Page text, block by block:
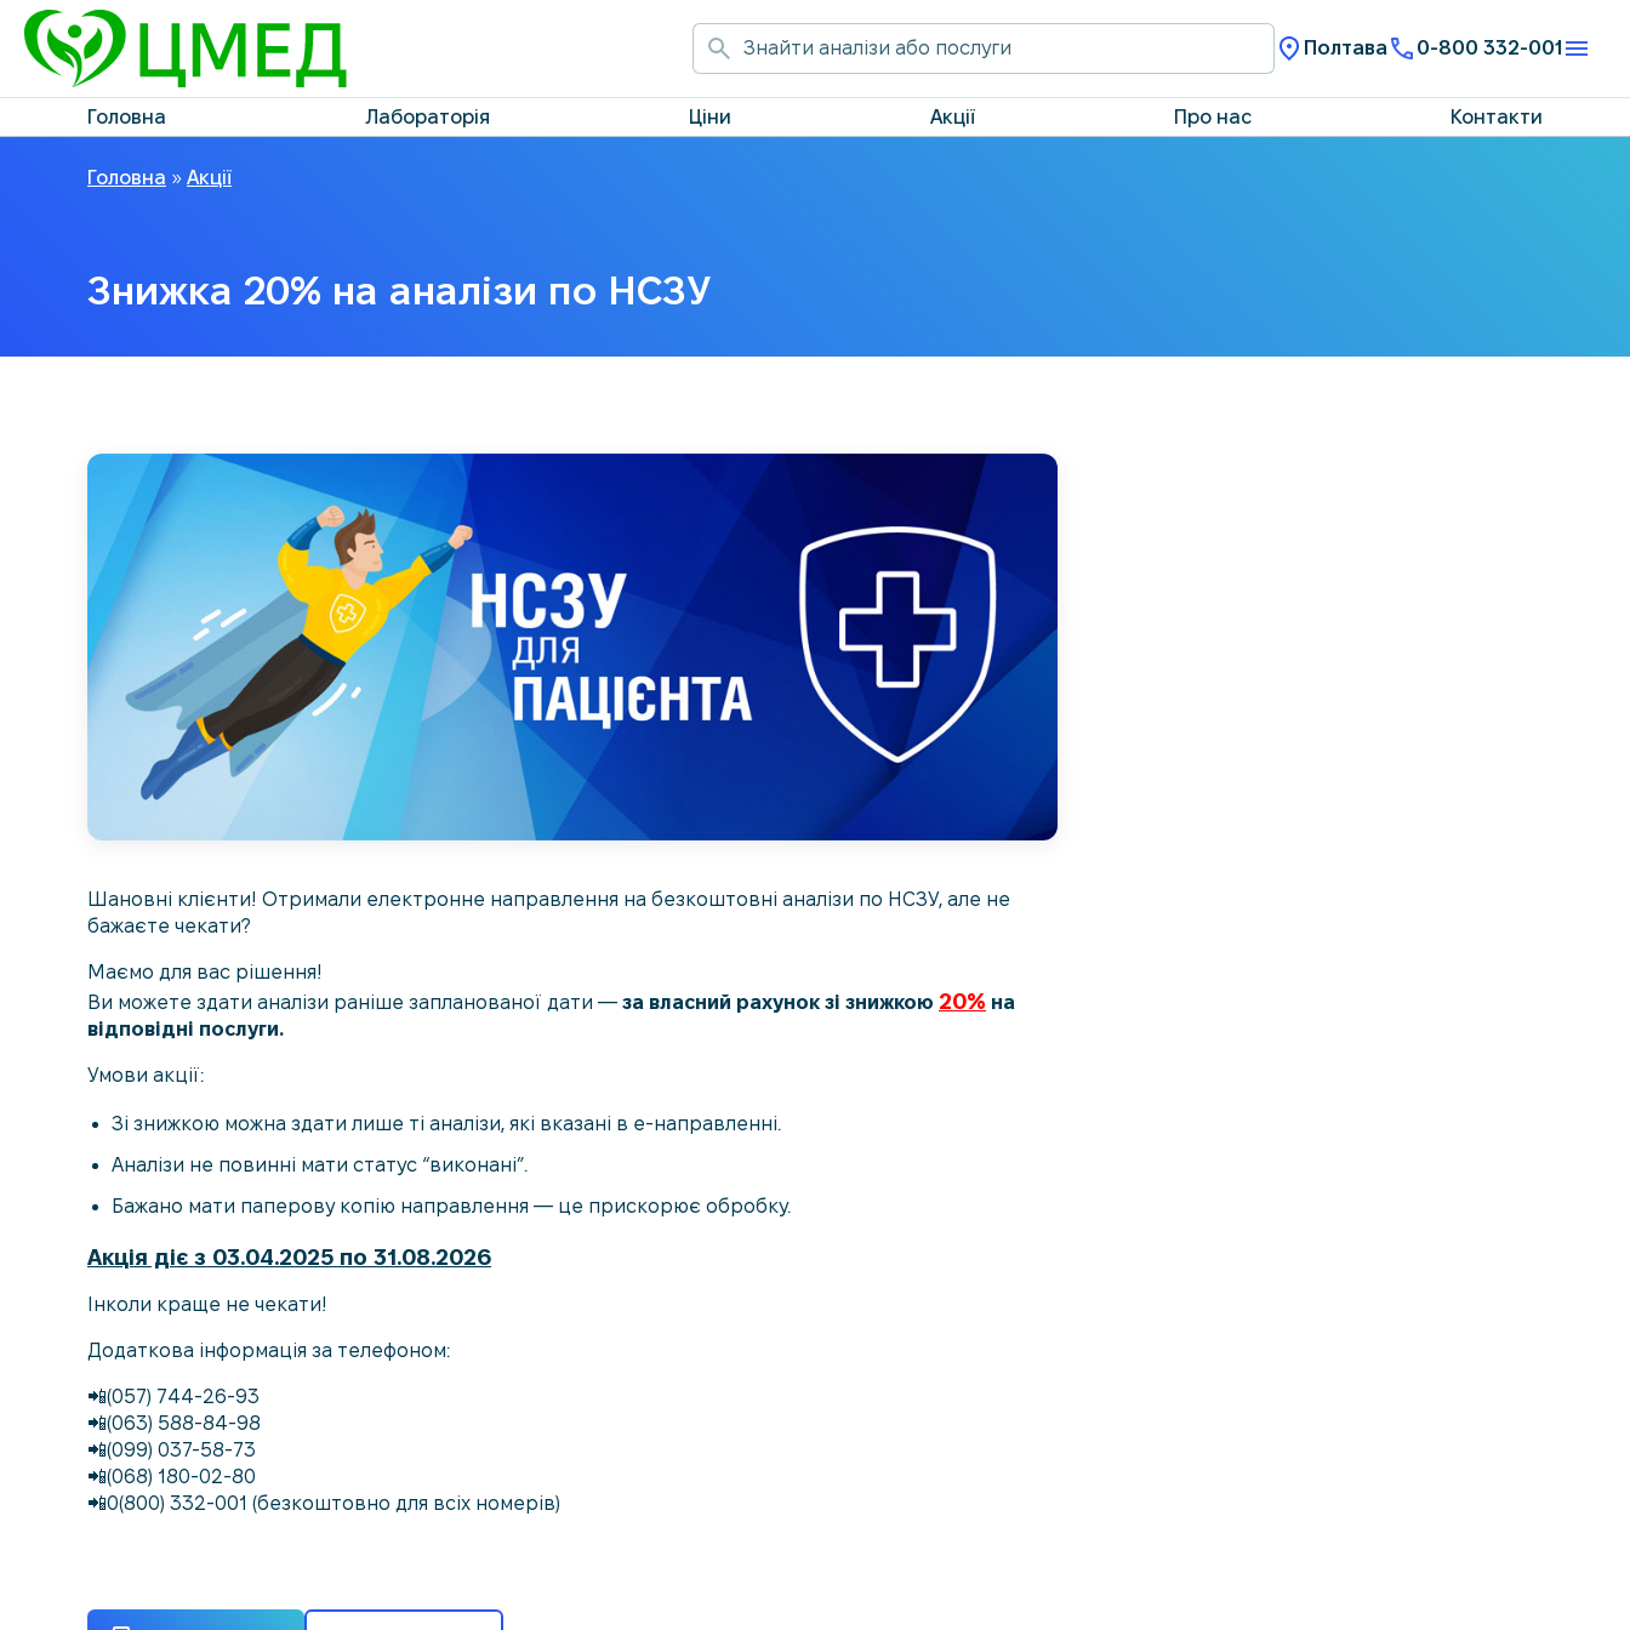
Полтава 0-800 332-001
Головна Лабораторія Ціни Акції Про нас Контакти
Головна » Акції
Знижка 20% на аналізи по НСЗУ
Шановні клієнти! Отримали електронне направлення на безкоштовні аналізи по НСЗУ, але не
бажаєте чекати?
Маємо для вас рішення!
Ви можете здати аналізи раніше запланованої дати — за власний рахунок зі знижкою 20% на
відповідні послуги.
Умови акції:
Зі знижкою можна здати лише ті аналізи, які вказані в е-направленні.
Аналізи не повинні мати статус “виконані”.
Бажано мати паперову копію направлення — це прискорює обробку.
Акція діє з 03.04.2025 по 31.08.2026
Інколи краще не чекати!
Додаткова інформація за телефоном:
📲(057) 744-26-93
📲(063) 588-84-98
📲(099) 037-58-73
📲(068) 180-02-80
📲0(800) 332-001 (безкоштовно для всіх номерів)